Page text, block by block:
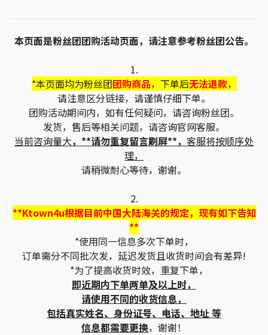
本页面是粉丝团团购活动页面，请注意参考粉丝团公告。
1.
*本页面均为粉丝团团购商品，下单后无法退款，
请注意区分链接，请谨慎仔细下单。
团购活动期间内，如有任何疑问，请咨询粉丝团。
发货，售后等相关问题，请咨询官网客服。
当前咨询量大，**请勿重复留言刷屏**， 客服将按顺序处
理，
请稍微耐心等待，谢谢。
2.
**Ktown4u根据目前中国大陆海关的规定，现有如下告知
**
*使用同一信息多次下单时，
订单需分不同批次发，延迟发货且收货时间会有差异!
*为了提高收货时效，重复下单，
即近期内下单两单及以上时，
请使用不同的收货信息，
包括真实姓名、身份证号、电话、地址 等
信息都需要更换，谢谢！